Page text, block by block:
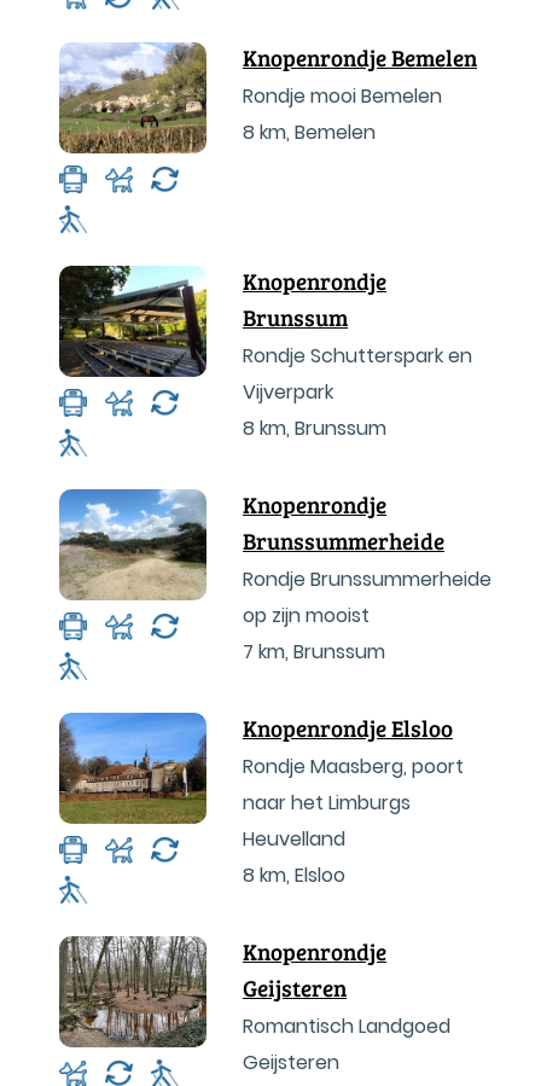
Knopenrondje Bemelen
Rondje mooi Bemelen
8 km, Bemelen
Knopenrondje
Brunssum
Rondje Schutterspark en
Vijverpark
8 km, Brunssum
Knopenrondje
Brunssummerheide
Rondje Brunssummerheide
op zijn mooist
7 km, Brunssum
Knopenrondje Elsloo
Rondje Maasberg, poort
naar het Limburgs
Heuvelland
8 km, Elsloo
Knopenrondje
Geijsteren
Romantisch Landgoed
Geijsteren